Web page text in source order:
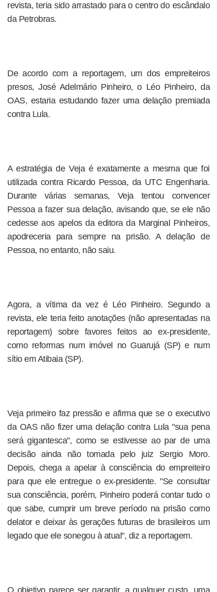
revista, teria sido arrastado para o centro do escândalo
da Petrobras.
De acordo com a reportagem, um dos empreiteiros
presos, José Adelmário Pinheiro, o Léo Pinheiro, da
OAS, estaria estudando fazer uma delação premiada
contra Lula.
A estratégia de Veja é exatamente a mesma que foi
utilizada contra Ricardo Pessoa, da UTC Engenharia.
Durante várias semanas, Veja tentou convencer
Pessoa a fazer sua delação, avisando que, se ele não
cedesse aos apelos da editora da Marginal Pinheiros,
apodreceria para sempre na prisão. A delação de
Pessoa, no entanto, não saiu.
Agora, a vítima da vez é Léo Pinheiro. Segundo a
revista, ele teria feito anotações (não apresentadas na
reportagem) sobre favores feitos ao ex-presidente,
como reformas num imóvel no Guarujá (SP) e num
sítio em Atibaia (SP).
Veja primeiro faz pressão e afirma que se o executivo
da OAS não fizer uma delação contra Lula "sua pena
será gigantesca", como se estivesse ao par de uma
decisão ainda não tomada pelo juiz Sergio Moro.
Depois, chega a apelar à consciência do empreiteiro
para que ele entregue o ex-presidente. "Se consultar
sua consciência, porém, Pinheiro poderá contar tudo o
que sabe, cumprir um breve período na prisão como
delator e deixar às gerações futuras de brasileiros um
legado que ele sonegou à atual", diz a reportagem.
O objetivo parece ser garantir, a qualquer custo, uma